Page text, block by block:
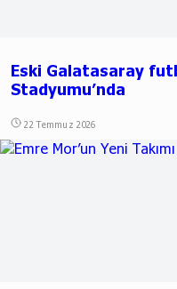
Eski Galatasaray
Stadyumu’nda
22 Temmuz 2026